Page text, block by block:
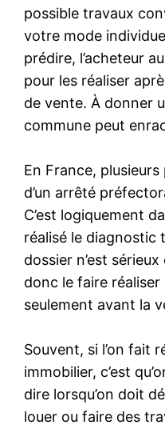
possible travaux
votre mode
prédire, l’acheteur
pour les réaliser
de vente. À donner
commune peut
En France,
d’un arrêté
C’est logiquement
réalisé le diagnostic
dossier n’est
donc le faire réaliser
seulement avant la
Souvent, si l’on fait
immobilier, c’est
dire lorsqu’on doit
louer ou faire des